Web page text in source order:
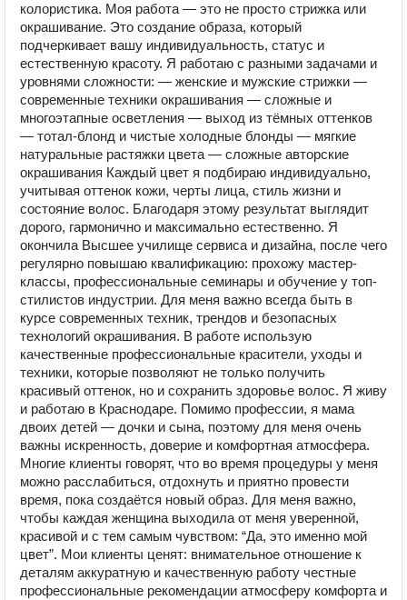
колористика. Моя работа — это не просто стрижка или
окрашивание. Это создание образа, который
подчеркивает вашу индивидуальность, статус и
естественную красоту. Я работаю с разными задачами и
уровнями сложности: — женские и мужские стрижки —
современные техники окрашивания — сложные и
многоэтапные осветления — выход из тёмных оттенков
— тотал-блонд и чистые холодные блонды — мягкие
натуральные растяжки цвета — сложные авторские
окрашивания Каждый цвет я подбираю индивидуально,
учитывая оттенок кожи, черты лица, стиль жизни и
состояние волос. Благодаря этому результат выглядит
дорого, гармонично и максимально естественно. Я
окончила Высшее училище сервиса и дизайна, после чего
регулярно повышаю квалификацию: прохожу мастер-
классы, профессиональные семинары и обучение у топ-
стилистов индустрии. Для меня важно всегда быть в
курсе современных техник, трендов и безопасных
технологий окрашивания. В работе использую
качественные профессиональные красители, уходы и
техники, которые позволяют не только получить
красивый оттенок, но и сохранить здоровье волос. Я живу
и работаю в Краснодаре. Помимо профессии, я мама
двоих детей — дочки и сына, поэтому для меня очень
важны искренность, доверие и комфортная атмосфера.
Многие клиенты говорят, что во время процедуры у меня
можно расслабиться, отдохнуть и приятно провести
время, пока создаётся новый образ. Для меня важно,
чтобы каждая женщина выходила от меня уверенной,
красивой и с тем самым чувством: “Да, это именно мой
цвет”. Мои клиенты ценят: внимательное отношение к
деталям аккуратную и качественную работу честные
профессиональные рекомендации атмосферу комфорта и